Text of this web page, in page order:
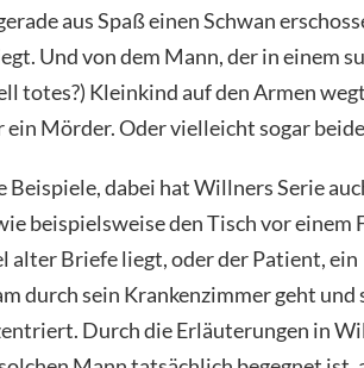
aus Spaß einen Schwan
Und von dem Mann, der in einem
totes?) Kleinkind auf den Armen
Mörder. Oder vielleicht sogar
Beispiele, dabei hat Willners Serie
beispielsweise den Tisch vor einem
alter Briefe liegt, oder der Patient, ein
durch sein Krankenzimmer geht und
Durch die Erläuterungen in